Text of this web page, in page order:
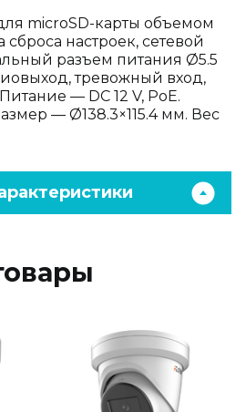
microSD-карты объемом
сброса настроек, сетевой
разъем питания Ø5.5
тревожный вход,
— DC 12 V, PoE.
— Ø138.3×115.4 мм. Вес